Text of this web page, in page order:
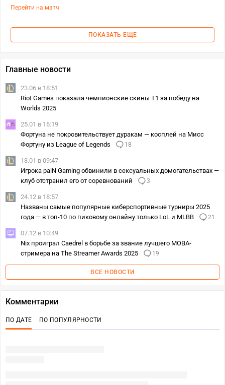
Перейти на матч
ПОКАЗАТЬ ЕЩЕ
Главные новости
23.06 в 18:51
Riot Games показала чемпионские скины T1 за победу на
Worlds 2025
25.01 в 16:19
Фортуна не покровительствует дуракам — косплей на Мисс
Фортуну из League of Legends
18
13.01 в 09:47
Игрока paiN Gaming обвинили в сексуальных домогательствах —
клуб отстранил его от соревнований
3
24.12 в 18:57
Названы самые популярные киберспортивные турниры 2025
года — в топ-10 по пиковому онлайну только LoL и MLBB
21
07.12 в 10:49
Nix проиграл Caedrel в борьбе за звание лучшего MOBA-
стримера на The Streamer Awards 2025
19
ВСЕ НОВОСТИ
Комментарии
ПО ДАТЕ ПО ПОПУЛЯРНОСТИ